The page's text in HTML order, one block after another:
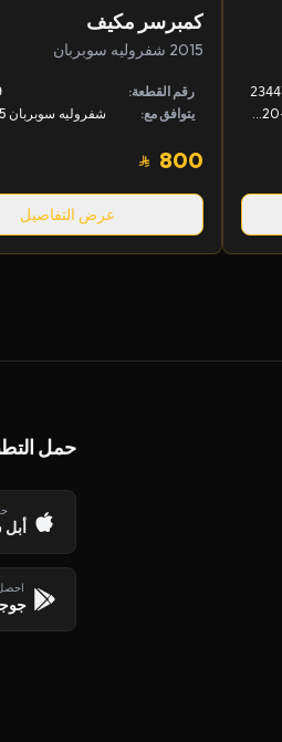
كمبرسر مكيف
2015 شفروليه سوبربان
رقم القطعة:
يتوافق مع:
800
عرض التفاصيل
حمل
أبل